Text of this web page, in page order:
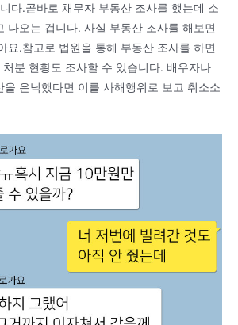
다.곧바로 채무자 부동산 조사를 했는데 소
나오는 겁니다. 사실 부동산 조사를 해보면
요.참고로 법원을 통해 부동산 조사를 하면
분 현황도 조사할 수 있습니다. 배우자나
을 은닉했다면 이를 사해행위로 보고 취소소